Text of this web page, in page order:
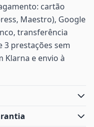
cartão
Maestro), Google
transferência
3 prestações sem
Klarna e envio à